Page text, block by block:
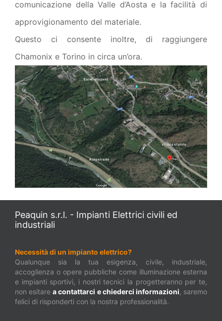
comunicazione della Valle d’Aosta e la facilità di
approvigionamento del materiale.
Questo ci consente inoltre, di raggiungere
Chamonix e Torino in circa un’ora.
Peaquin s.r.l. - Impianti Elettrici civili ed
industriali
Necessità di un impianto elettrico?
Qualunque sia la tua esigenza, civile, industriale,
accoglienza o opere pubbliche come illuminazione esterna
e impianti sportivi, i nostri tecnici la progetteranno per te,
non esitarea contattarci e chiederci informazioni, saremo
felici di risponderti con la nostra professionalità.